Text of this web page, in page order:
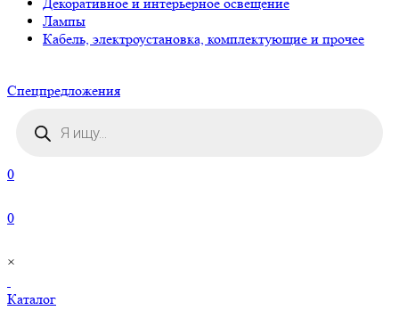
Лампы
Кабель, электроустановка, комплектующие и прочее
Cпецпредложения
товаров
0
0
×
Каталог